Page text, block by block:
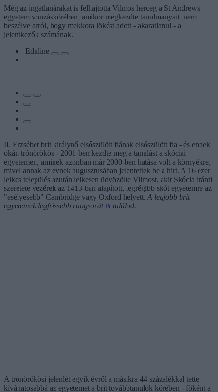
Még az ingatlanárakat is felhajtotta Vilmos herceg a St Andrews
egyetem vonzáskörében, amikor megkezdte tanulmányait, nem
beszélve arról, hogy mekkora lökést adott - akaratlanul - a
jelentkezők számának.
Eduline
II. Erzsébet brit királynő elsőszülött fiának elsőszülött fia - és ennek
okán trónörökös - 2001-ben kezdte meg a tanulást a skóciai
egyetemen, aminek azonban már 2000-ben hatása volt a környékre,
mivel annak az évnek augusztusában jelentették be a hírt. A 16 ezer
lelkes település azután lelkesen üdvözölte Vilmost, akit Skócia iránti
szeretete vezérelt az 1413-ban alapított, legrégibb skót egyetemre az
"esélyesebb" Cambridge vagy Oxford helyett. A legjobb brit
egyetemek legfrissebb rangsorát itt találod.
A trónörökösi jelenlét egyik évről a másikra 44 százalékkal tette
kívánatosabbá az egyetemet a brit továbbtanulók körében - főként a